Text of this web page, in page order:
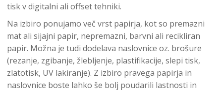
tisk v digitalni ali offset tehniki.
Na izbiro ponujamo več vrst papirja, kot so premazni
mat ali sijajni papir, nepremazni, barvni ali recikliran
papir. Možna je tudi dodelava naslovnice oz. brošure
(rezanje, zgibanje, žlebljenje, plastifikacije, slepi tisk,
zlatotisk, UV lakiranje). Z izbiro pravega papirja in
naslovnice boste lahko še bolj poudarili lastnosti in